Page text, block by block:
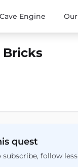
Cave Engine
quest
follow